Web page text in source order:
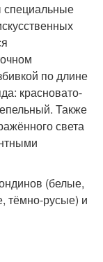
специальные
по длине
красновато-
Также
света
(белые,
тёмно-русые) и